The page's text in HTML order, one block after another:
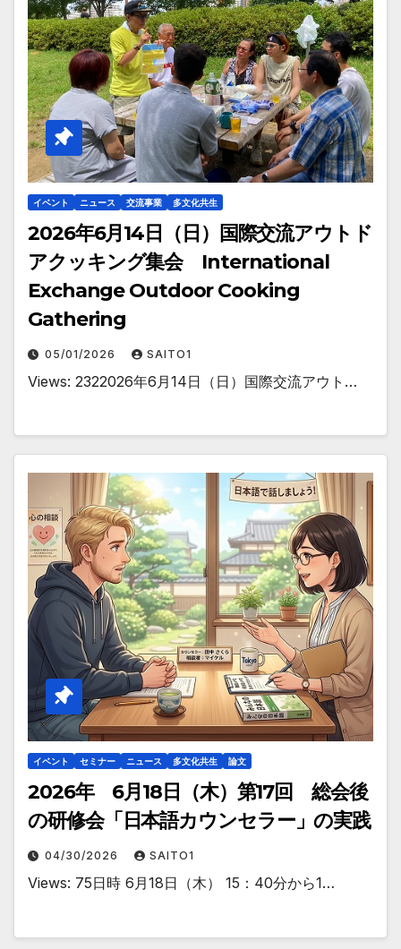
イベント ニュース 交流事業 多文化共生
2026年6月14日（日）国際交流アウトド
アクッキング集会 International
Exchange Outdoor Cooking
Gathering
05/01/2026 SAITO1
Views: 2322026年6月14日（日）国際交流アウト…
イベント セミナー ニュース 多文化共生 論文
2026年 6月18日（木）第17回 総会後
の研修会「日本語カウンセラー」の実践
04/30/2026 SAITO1
Views: 75日時 6月18日（木） 15：40分から1…